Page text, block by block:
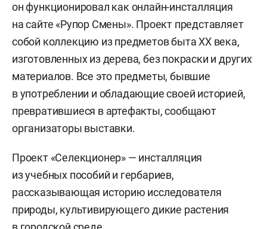
он функционировал как онлайн-инсталляция
на сайте «Рупор Смены». Проект представляет
собой коллекцию из предметов быта ХХ века,
изготовленных из дерева, без покраски и других
материалов. Все это предметы, бывшие
в употреблении и обладающие своей историей,
превратившиеся в артефакты, сообщают
организаторы выставки.
Проект «Селекционер» — инсталляция
из учебных пособий и гербариев,
рассказывающая историю исследователя
природы, культивирующего дикие растения